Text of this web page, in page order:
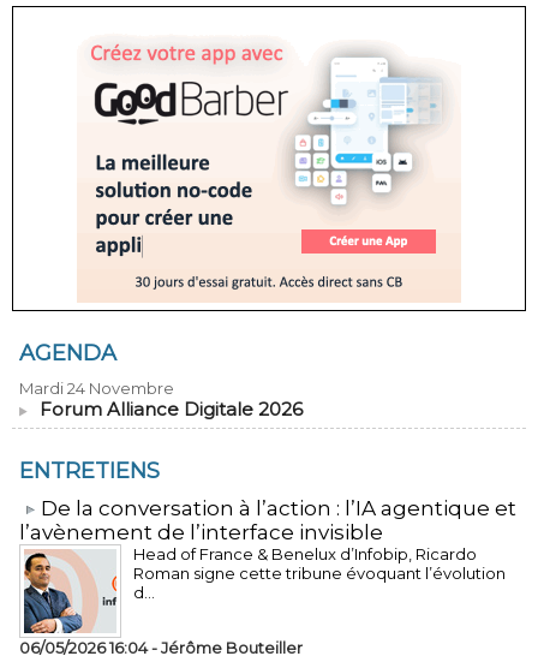
AGENDA
Mardi 24 Novembre
Forum Alliance Digitale 2026
ENTRETIENS
​De la conversation à l’action : l’IA agentique et
l’avènement de l’interface invisible
Head of France & Benelux d’Infobip, Ricardo
Roman signe cette tribune évoquant l’évolution
d...
06/05/2026 16:04 -Jérôme Bouteiller